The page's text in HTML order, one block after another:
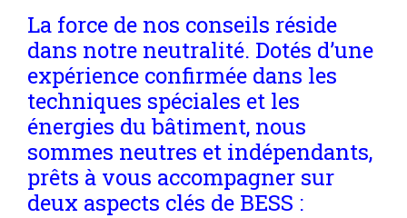
La force de nos conseils réside
dans notre neutralité. Dotés d’une
expérience confirmée dans les
techniques spéciales et les
énergies du bâtiment, nous
sommes neutres et indépendants,
prêts à vous accompagner sur
deux aspects clés de BESS :